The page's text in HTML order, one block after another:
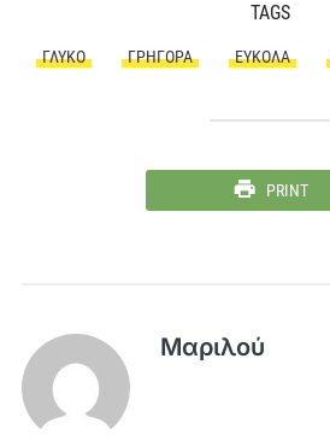
TAGS
ΓΛΥΚΌ ΓΡΉΓΟΡΑ ΕΎΚΟΛΑ
PRINT
Μαριλού